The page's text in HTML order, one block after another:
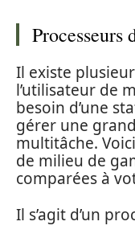
Processeurs
Il existe
l’utilisateur de
besoin d’une
gérer une
multitâche.
de milieu de
comparées à
Il s’agit d’un